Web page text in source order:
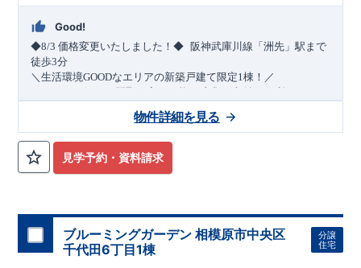
Good!
◆8/3 価格変更いたしました！◆ ​阪神武庫川線 「洲先」駅まで
徒歩3分
＼生活環境GOODなエリアの新築戸建て限定1棟！／
・2部屋から行き来できる
・デザインと機能性を兼ね備えたオープンサニタリー
リビング全体を見渡せる
ーパー）徒歩10分 約787ｍ)​
・網戸
↓クリックすると特設ページにジャンプします↓
2024 年グッドデザイン賞 プロジェクト同時受賞
せる道」 ○第18回キッズデザイン賞受賞 ・2024年、東栄住宅
の新たな空間提案 「マルチエント ランス」が受賞いたしまし
た！
耐震等級最高等級3 ・数百年に一度の地震に耐える力
倍の耐震性！
平日・休日ご内覧可能です！
ぜひお気軽にお問い合わせください♪ 西宮営業所 TEL
0798-
38-1246​(定休日：火・水・年末年始
見学予約・資料請求
物件詳細を見る
ブルーミングガーデン 相模原市中央区
千代田6丁目1棟
分譲
住宅